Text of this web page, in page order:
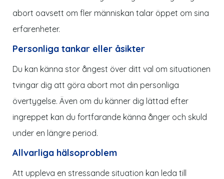
abort oavsett om fler människan talar öppet om sina
erfarenheter.
Personliga tankar eller åsikter
Du kan känna stor ångest över ditt val om situationen
tvingar dig att göra abort mot din personliga
övertygelse. Även om du känner dig lättad efter
ingreppet kan du fortfarande känna ånger och skuld
under en längre period.
Allvarliga hälsoproblem
Att uppleva en stressande situation kan leda till